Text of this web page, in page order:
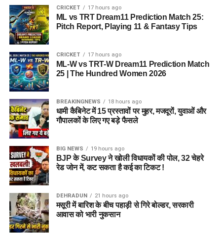
व्यवस्था को प्रभावी ढंग से लागू करने के लिए आवश्यक तैयारियों पर चर्चा
की गई।
CRICKET 17 hours ago
ML vs TRT Dream11 Prediction Match 25:
Pitch Report, Playing 11 & Fantasy Tips
CRICKET 17 hours ago
ML-W vs TRT-W Dream11 Prediction Match
25 | The Hundred Women 2026
BREAKINGNEWS 18 hours ago
धामी कैबिनेट में 15 प्रस्तावों पर मुहर, मजदूरों, युवाओं और
गौपालकों के लिए गए बड़े फैसले
BIG NEWS 19 hours ago
BJP के Survey ने खोली विधायकों की पोल, 32 चेहरे
रेड जोन में, कट सकता है कई का टिकट !
DEHRADUN 21 hours ago
मसूरी में बारिश के बीच पहाड़ी से गिरे बोल्डर, सरकारी
आवास को भारी नुकसान